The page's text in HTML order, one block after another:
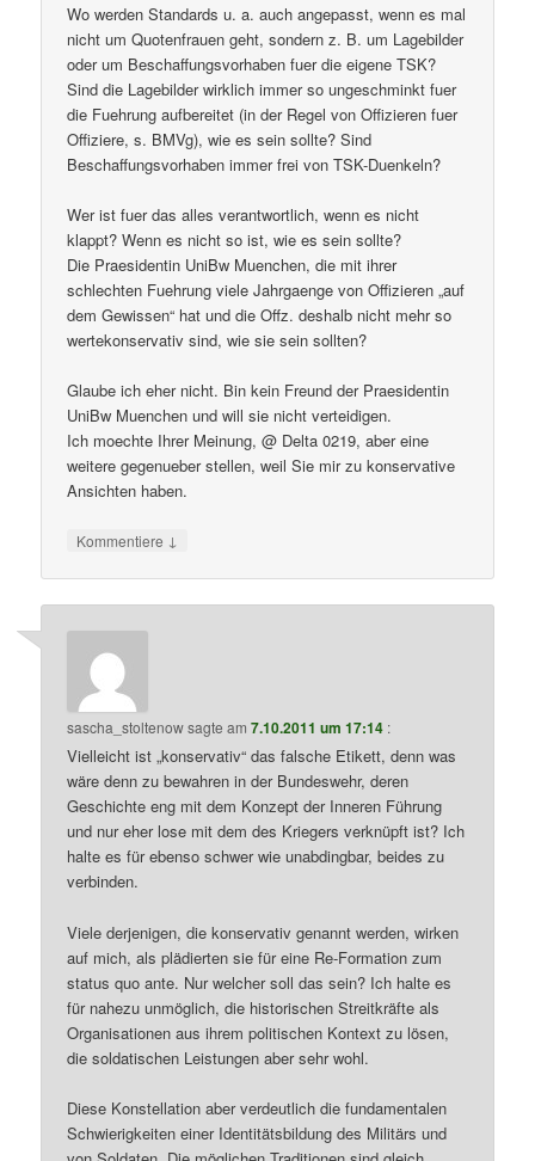
Wo werden Standards u. a. auch angepasst, wenn es mal
nicht um Quotenfrauen geht, sondern z. B. um Lagebilder
oder um Beschaffungsvorhaben fuer die eigene TSK?
Sind die Lagebilder wirklich immer so ungeschminkt fuer
die Fuehrung aufbereitet (in der Regel von Offizieren fuer
Offiziere, s. BMVg), wie es sein sollte? Sind
Beschaffungsvorhaben immer frei von TSK-Duenkeln?
Wer ist fuer das alles verantwortlich, wenn es nicht
klappt? Wenn es nicht so ist, wie es sein sollte?
Die Praesidentin UniBw Muenchen, die mit ihrer
schlechten Fuehrung viele Jahrgaenge von Offizieren „auf
dem Gewissen“ hat und die Offz. deshalb nicht mehr so
wertekonservativ sind, wie sie sein sollten?
Glaube ich eher nicht. Bin kein Freund der Praesidentin
UniBw Muenchen und will sie nicht verteidigen.
Ich moechte Ihrer Meinung, @ Delta 0219, aber eine
weitere gegenueber stellen, weil Sie mir zu konservative
Ansichten haben.
Kommentiere ↓
sascha_stoltenowsagte am7.10.2011 um 17:14 :
Vielleicht ist „konservativ“ das falsche Etikett, denn was
wäre denn zu bewahren in der Bundeswehr, deren
Geschichte eng mit dem Konzept der Inneren Führung
und nur eher lose mit dem des Kriegers verknüpft ist? Ich
halte es für ebenso schwer wie unabdingbar, beides zu
verbinden.
Viele derjenigen, die konservativ genannt werden, wirken
auf mich, als plädierten sie für eine Re-Formation zum
status quo ante. Nur welcher soll das sein? Ich halte es
für nahezu unmöglich, die historischen Streitkräfte als
Organisationen aus ihrem politischen Kontext zu lösen,
die soldatischen Leistungen aber sehr wohl.
Diese Konstellation aber verdeutlich die fundamentalen
Schwierigkeiten einer Identitätsbildung des Militärs und